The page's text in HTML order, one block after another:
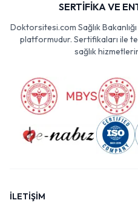
SERTİFİKA VE
Doktorsitesi.com Sağlık
platformudur. Sertifikaları ile
sağlık
İLETİŞİM